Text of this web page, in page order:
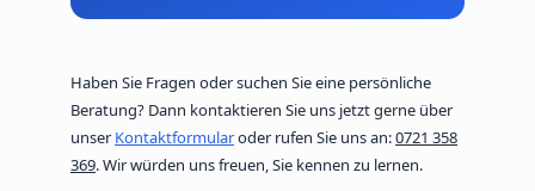
Haben Sie Fragen oder suchen Sie eine persönliche
Beratung? Dann kontaktieren Sie uns jetzt gerne über
unser Kontaktformularoder rufen Sie uns an:0721 358
369. Wir würden uns freuen, Sie kennen zu lernen.